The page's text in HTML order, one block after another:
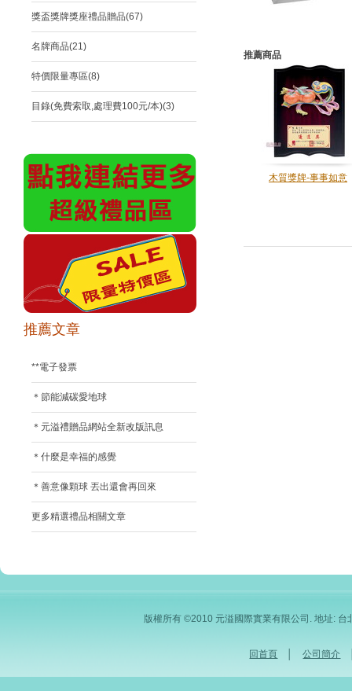
推薦商品
木質獎牌-事事如意
獎盃獎牌獎座禮品贈品(67)
名牌商品(21)
特價限量專區(8)
目錄(免費索取,處理費100元/本)(3)
推薦文章
**電子發票
＊節能減碳愛地球
＊元溢禮贈品網站全新改版訊息
＊什麼是幸福的感覺
＊善意像顆球 丟出還會再回來
更多精選禮品相關文章
版權所有 ©2010 元溢國際實業有限公司. 地址:
回首頁 │公司簡介